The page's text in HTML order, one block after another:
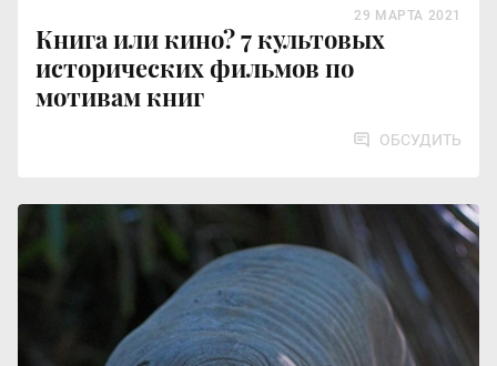
Книга или кино? 7 культовых
исторических фильмов по
мотивам книг
29 МАРТА 2021
ОБСУДИТЬ